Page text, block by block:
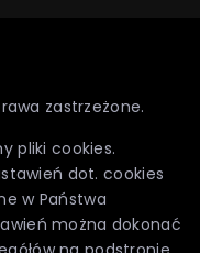
zastrzeżone.
pliki cookies.
dot. cookies
w Państwa
można dokonać